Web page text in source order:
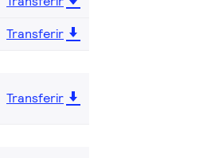
Transferir
Transferir